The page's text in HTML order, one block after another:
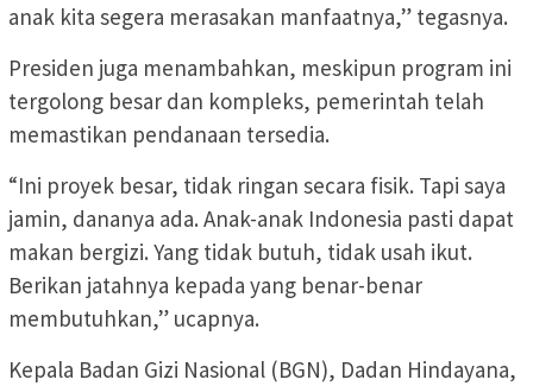
anak kita segera merasakan manfaatnya,” tegasnya.
Presiden juga menambahkan, meskipun program ini
tergolong besar dan kompleks, pemerintah telah
memastikan pendanaan tersedia.
“Ini proyek besar, tidak ringan secara fisik. Tapi saya
jamin, dananya ada. Anak-anak Indonesia pasti dapat
makan bergizi. Yang tidak butuh, tidak usah ikut.
Berikan jatahnya kepada yang benar-benar
membutuhkan,” ucapnya.
Kepala Badan Gizi Nasional (BGN), Dadan Hindayana,